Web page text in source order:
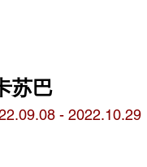
苏巴
- 2022.10.29